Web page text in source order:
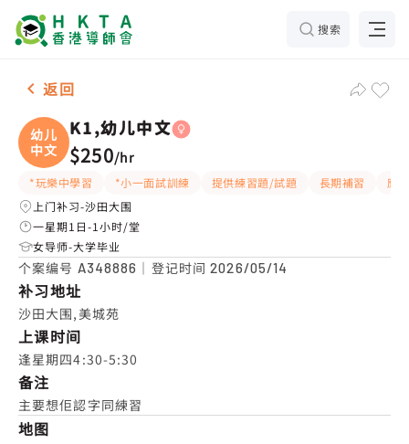
搜索
女-1名 K1,幼儿中文，沙田大围 补习推介
返回
幼儿
中文
K1,幼儿中文
$250/hr
*玩樂中學習 *小一面試訓練 提供練習題/試題 長期補習
應
上门补习-沙田大围
一星期1日-1小时/堂
女导师-大学毕业
个案编号 A348886 ｜登记时间2026/05/14
补习地址
沙田大围,美城苑
上课时间
逢星期四4:30-5:30
备注
主要想佢認字同練習
地图